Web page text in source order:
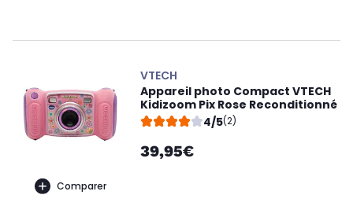
Comparer
VTECH
Appareil photo Compact VTECH
Kidizoom Pix Rose Reconditionné
4/5(2)
39,95€